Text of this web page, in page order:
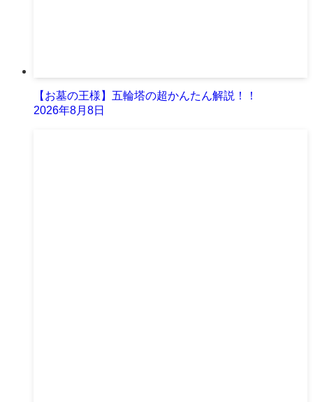
【お墓の王様】五輪塔の超かんたん解説！！
2026年8月8日